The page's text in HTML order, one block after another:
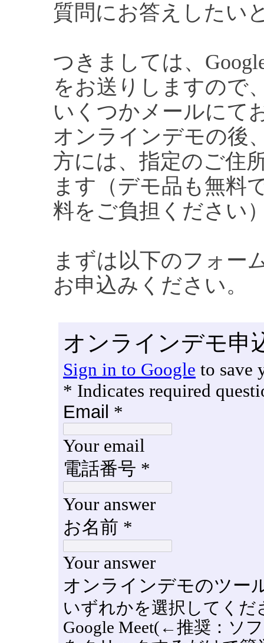
質問にお答えしたい
つきましては、
をお送りしますので
いくつかメールにて
オンラインデモの後
方には、指定のご住
ます（デモ品も無料
料をご負担ください
まずは以下のフォー
お申込みください。